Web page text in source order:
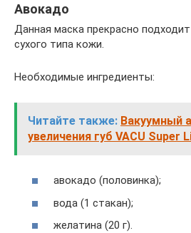
Авокадо
Данная маска прекрасно
сухого типа кожи.
Необходимые ингредиенты:
Читайте также: Вакуумный
увеличения губ VACU Super
авокадо (половинка);
вода (1 стакан);
желатина (20 г).